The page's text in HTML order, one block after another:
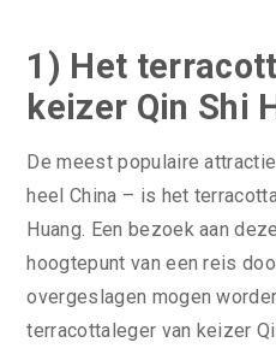
1) Het
keizer Qin Shi
De meest populaire
heel China – is het
Huang. Een bezoek aan
hoogtepunt van een reis
overgeslagen mogen
terracottaleger van keizer